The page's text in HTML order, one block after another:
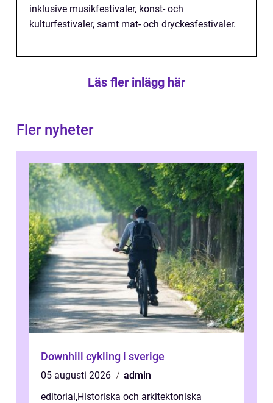
inklusive musikfestivaler, konst- och
kulturfestivaler, samt mat- och dryckesfestivaler.
Läs fler inlägg här
Fler nyheter
Downhill cykling i sverige
05 augusti 2026
admin
editorial,Historiska och arkitektoniska